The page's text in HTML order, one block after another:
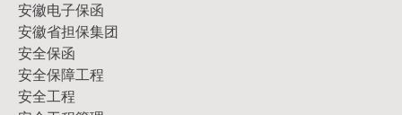
安徽电子保函
安徽省担保集团
安全保函
安全保障工程
安全工程